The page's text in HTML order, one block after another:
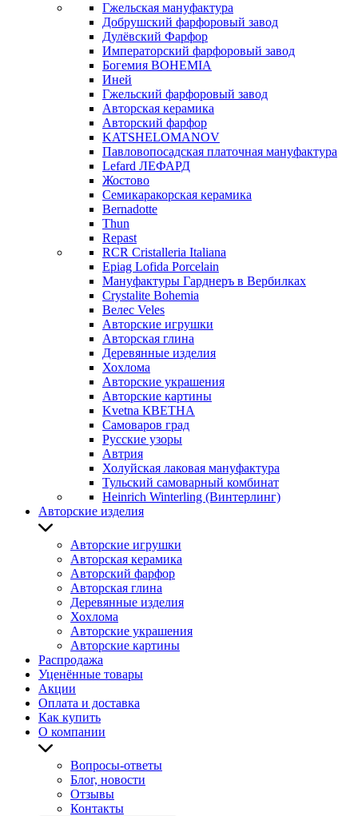
Гжельская мануфактура
Добрушский фарфоровый завод
Дулёвский Фарфор
Императорский фарфоровый завод
Богемия BOHEMIA
Иней
Гжельский фарфоровый завод
Авторская керамика
Авторский фарфор
KATSHELOMANOV
Павловопосадская платочная мануфактура
Lefard ЛЕФАРД
Жостово
Семикаракорская керамика
Bernadotte
Thun
Repast
RCR Cristalleria Italiana
Epiag Lofida Porcelain
Мануфактуры Гарднеръ в Вербилках
Crystalite Bohemia
Велес Veles
Авторские игрушки
Авторская глина
Деревянные изделия
Хохлома
Авторские украшения
Авторские картины
Kvetna КВЕТНА
Самоваров град
Русские узоры
Автрия
Холуйская лаковая мануфактура
Тульский самоварный комбинат
Heinrich Winterling (Винтерлинг)
Авторские изделия
Авторские игрушки
Авторская керамика
Авторский фарфор
Авторская глина
Деревянные изделия
Хохлома
Авторские украшения
Авторские картины
Распродажа
Уценённые товары
Акции
Оплата и доставка
Как купить
О компании
Вопросы-ответы
Блог, новости
Отзывы
Контакты